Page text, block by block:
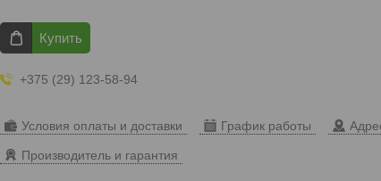
Купить
+375 (29) 123-58-94
Условия оплаты и доставки График работы
Производитель и гарантия